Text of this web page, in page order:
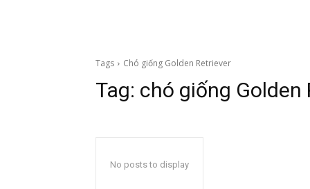
Tags Chó giống Golden Retriever
Tag: chó giống Golden
No posts to display